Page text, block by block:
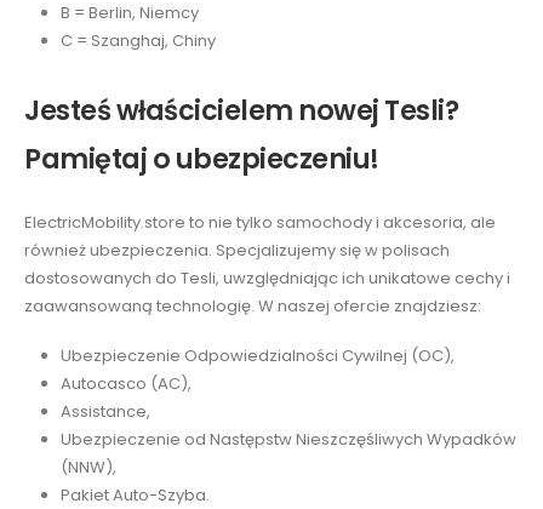
B = Berlin, Niemcy
C = Szanghaj, Chiny
Jesteś właścicielem nowej Tesli?
Pamiętaj o ubezpieczeniu!
ElectricMobility.store to nie tylko samochody i akcesoria, ale
również ubezpieczenia. Specjalizujemy się w polisach
dostosowanych do Tesli, uwzględniając ich unikatowe cechy i
zaawansowaną technologię. W naszej ofercie znajdziesz:
Ubezpieczenie Odpowiedzialności Cywilnej (OC),
Autocasco (AC),
Assistance,
Ubezpieczenie od Następstw Nieszczęśliwych Wypadków
(NNW),
Pakiet Auto-Szyba.